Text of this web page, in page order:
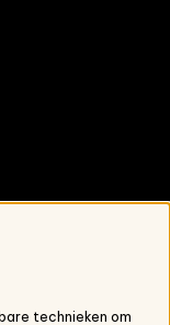
technieken om